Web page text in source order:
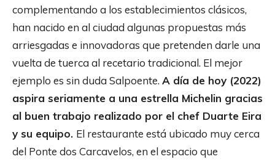
complementando a los establecimientos clásicos,
han nacido en al ciudad algunas propuestas más
arriesgadas e innovadoras que pretenden darle una
vuelta de tuerca al recetario tradicional. El mejor
ejemplo es sin duda Salpoente.A día de hoy (2022)
aspira seriamente a una estrella Michelin gracias
al buen trabajo realizado por el chef Duarte Eira
y su equipo. El restaurante está ubicado muy cerca
del Ponte dos Carcavelos, en el espacio que